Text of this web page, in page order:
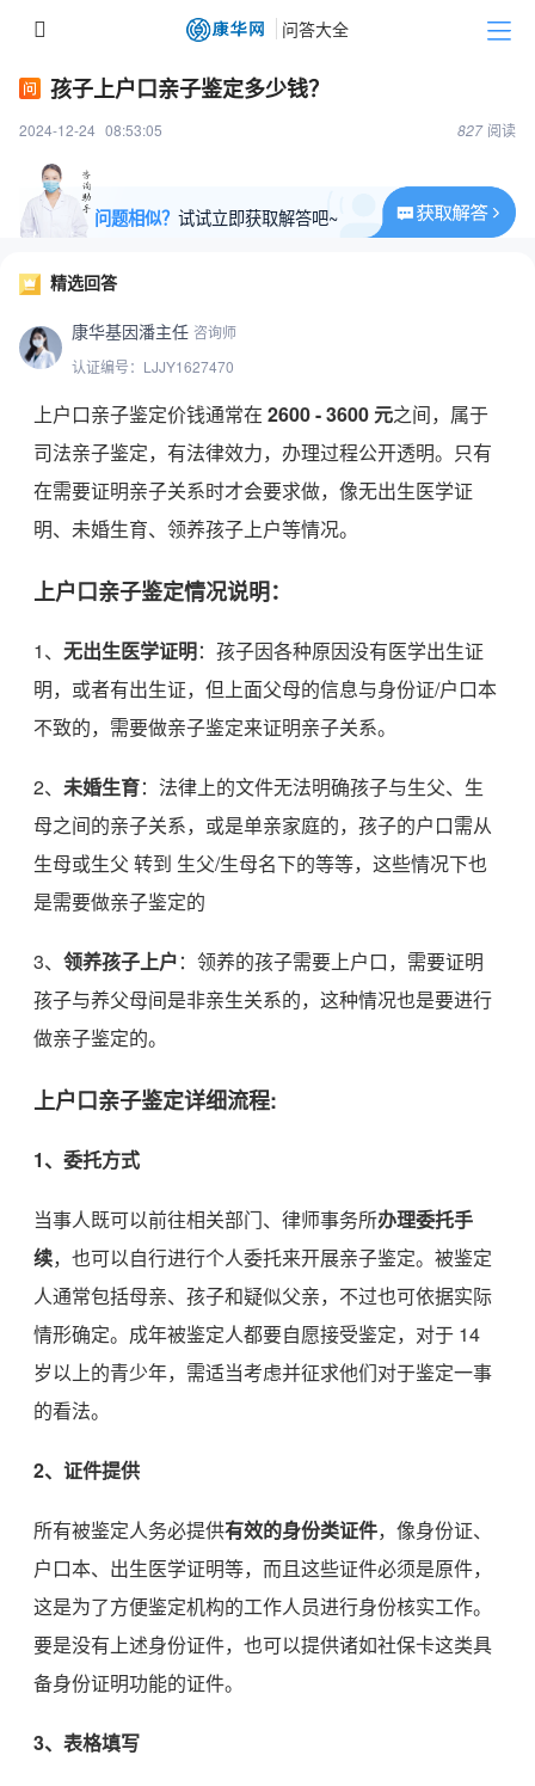
孩子上户口亲子鉴定多少钱？
827 阅读
2024-12-24 08:53:05
问题相似？ 试试立即获取解答吧~
精选回答
康华基因潘主任 咨询师
认证编号：LJJY1627470
上户口亲子鉴定价钱通常在 2600 - 3600 元之间，属于
司法亲子鉴定，有法律效力，办理过程公开透明。只有
在需要证明亲子关系时才会要求做，像无出生医学证
明、未婚生育、领养孩子上户等情况。
上户口亲子鉴定情况说明：
1、 无出生医学证明：孩子因各种原因没有医学出生证
明，或者有出生证，但上面父母的信息与身份证/户口本
不致的，需要做亲子鉴定来证明亲子关系。
2、 未婚生育：法律上的文件无法明确孩子与生父、生
母之间的亲子关系，或是单亲家庭的，孩子的户口需从
生母或生父 转到 生父/生母名下的等等，这些情况下也
是需要做亲子鉴定的
3、 领养孩子上户：领养的孩子需要上户口，需要证明
孩子与养父母间是非亲生关系的，这种情况也是要进行
做亲子鉴定的。
上户口亲子鉴定详细流程:
1、委托方式
当事人既可以前往相关部门、律师事务所办理委托手
续，也可以自行进行个人委托来开展亲子鉴定。被鉴定
人通常包括母亲、孩子和疑似父亲，不过也可依据实际
情形确定。成年被鉴定人都要自愿接受鉴定，对于 14
岁以上的青少年，需适当考虑并征求他们对于鉴定一事
的看法。
2、证件提供
所有被鉴定人务必提供有效的身份类证件，像身份证、
户口本、出生医学证明等，而且这些证件必须是原件，
这是为了方便鉴定机构的工作人员进行身份核实工作。
要是没有上述身份证件，也可以提供诸如社保卡这类具
备身份证明功能的证件。
3、表格填写